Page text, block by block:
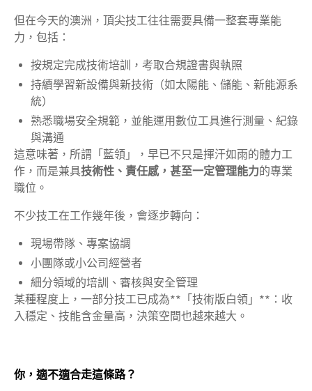
但在今天的澳洲，頂尖技工往往需要具備一整套專業能
力，包括：
按規定完成技術培訓，考取合規證書與執照
持續學習新設備與新技術（如太陽能、儲能、新能源系
統）
熟悉職場安全規範，並能運用數位工具進行測量、紀錄
與溝通
這意味著，所謂「藍領」，早已不只是揮汗如雨的體力工
作，而是兼具技術性、責任感，甚至一定管理能力的專業
職位。
不少技工在工作幾年後，會逐步轉向：
現場帶隊、專案協調
小團隊或小公司經營者
細分領域的培訓、審核與安全管理
某種程度上，一部分技工已成為**「技術版白領」**：收
入穩定、技能含金量高，決策空間也越來越大。
你，適不適合走這條路？